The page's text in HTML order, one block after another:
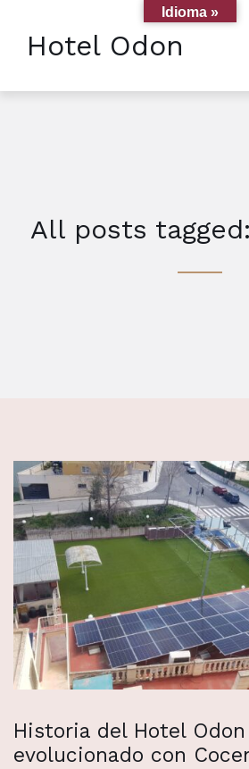
Hotel Odon
All posts
Historia del Hotel
evolucionado con
Idioma »